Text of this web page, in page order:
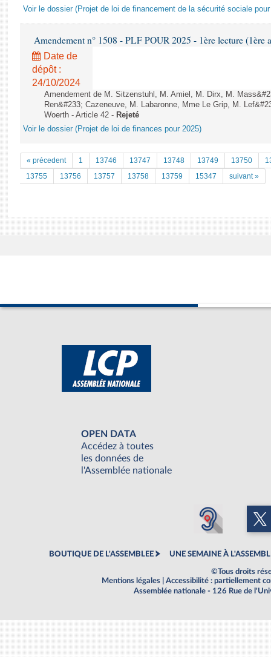
Voir le dossier (Projet de loi de financement de la sécurité sociale pour
Amendement n° 1508 - PLF POUR 2025 - 1ère lecture (1ère
Date de
dépôt :
24/10/2024
Amendement de M. Sitzenstuhl, M. Amiel, M. Dirx, M.
Ren&#233; Cazeneuve, M. Labaronne, Mme Le Grip, M.
Woerth - Article 42 - Rejeté
Voir le dossier (Projet de loi de finances pour 2025)
« précedent 1 13746 13747 13748 13749 13750
13755
13756 13757 13758 13759 15347 suivant »
OPEN DATA
Accédez à toutes
les données de
l'Assemblée nationale
BOUTIQUE DE L'ASSEMBLEE UNE SEMAINE À
©Tous droits
Mentions légales
Accessibilité : partiellement
Assemblée nationale - 126 Rue de